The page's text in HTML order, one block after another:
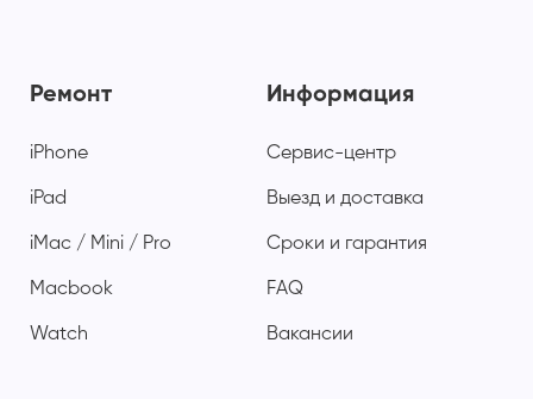
Ремонт
iPhone
iPad
iMac / Mini / Pro
Macbook
Watch
Информация
Сервис-центр
Выезд и доставка
Сроки и гарантия
FAQ
Вакансии